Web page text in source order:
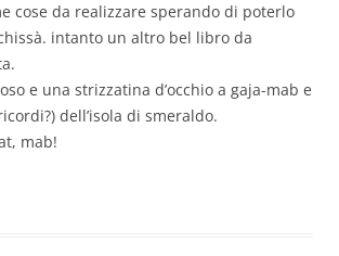
cose da realizzare sperando di poterlo
intanto un altro bel libro da
e una strizzatina d’occhio a gaja-mab e
dell’isola di smeraldo.
mab!